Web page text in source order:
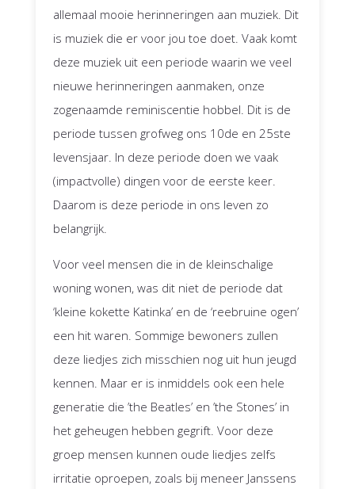
allemaal mooie herinneringen aan muziek. Dit
is muziek die er voor jou toe doet. Vaak komt
deze muziek uit een periode waarin we veel
nieuwe herinneringen aanmaken, onze
zogenaamde reminiscentie hobbel. Dit is de
periode tussen grofweg ons 10de en 25ste
levensjaar. In deze periode doen we vaak
(impactvolle) dingen voor de eerste keer.
Daarom is deze periode in ons leven zo
belangrijk.
Voor veel mensen die in de kleinschalige
woning wonen, was dit niet de periode dat
‘kleine kokette Katinka’ en de ‘reebruine ogen’
een hit waren. Sommige bewoners zullen
deze liedjes zich misschien nog uit hun jeugd
kennen. Maar er is inmiddels ook een hele
generatie die ’the Beatles’ en ’the Stones’ in
het geheugen hebben gegrift. Voor deze
groep mensen kunnen oude liedjes zelfs
irritatie oproepen, zoals bij meneer Janssens